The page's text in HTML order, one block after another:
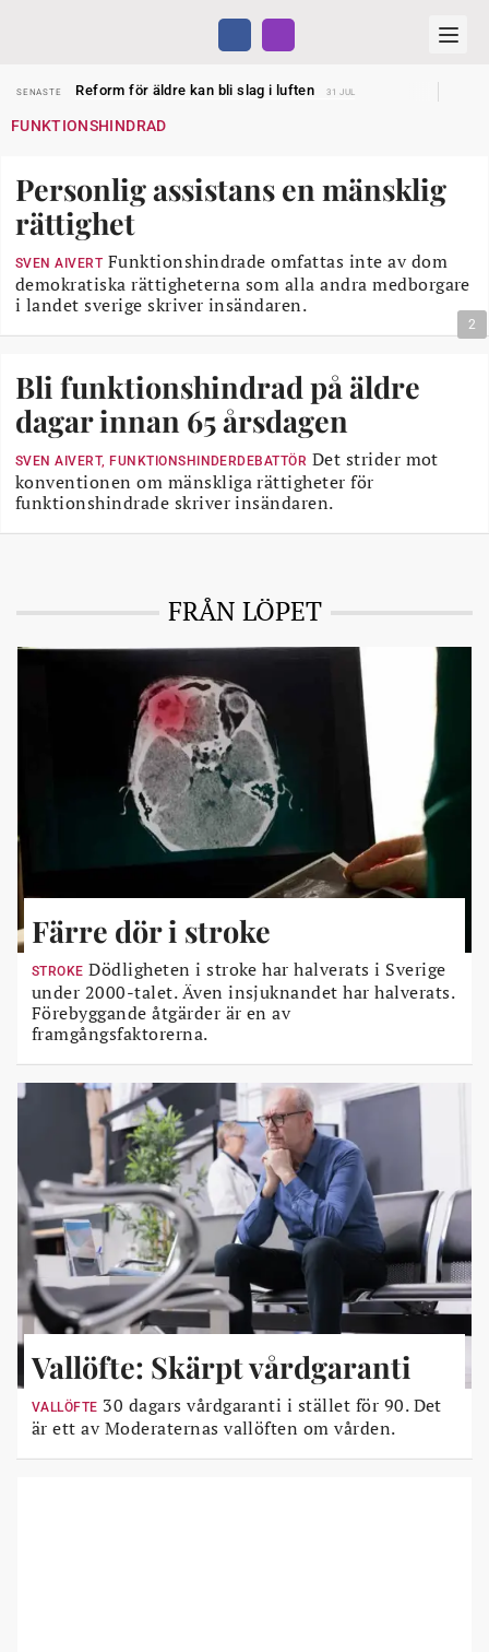
SENASTE
Reform för äldre kan bli slag i luften
31 JUL
SENASTE
Dom öppnar för rätt till garantipension
SENASTE
Liten höjning av garantipensionen
27 JUL
SENASTE
Sven Hagströmer sommarpratar
26 JUL
SENASTE
Reform för äldre kan bli slag i luften
FUNKTIONSHINDRAD
Personlig assistans en mänsklig
rättighet
SVEN AIVERT Funktionshindrade omfattas inte av dom
demokratiska rättigheterna som alla andra medborgare
i landet sverige skriver insändaren.
2
Bli funktionshindrad på äldre
dagar innan 65 årsdagen
SVEN AIVERT, FUNKTIONSHINDERDEBATTÖR Det strider mot
konventionen om mänskliga rättigheter för
funktionshindrade skriver insändaren.
FRÅN LÖPET
Färre dör i stroke
STROKE Dödligheten i stroke har halverats i Sverige
under 2000-talet. Även insjuknandet har halverats.
Förebyggande åtgärder är en av
framgångsfaktorerna.
Vallöfte: Skärpt vårdgaranti
VALLÖFTE 30 dagars vårdgaranti i stället för 90. Det
är ett av Moderaternas vallöften om vården.